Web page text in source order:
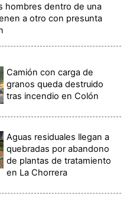
hombres dentro de una
a otro con presunta
Camión con carga de
granos queda destruido
tras incendio en Colón
Aguas residuales llegan a
quebradas por abandono
de plantas de tratamiento
en La Chorrera